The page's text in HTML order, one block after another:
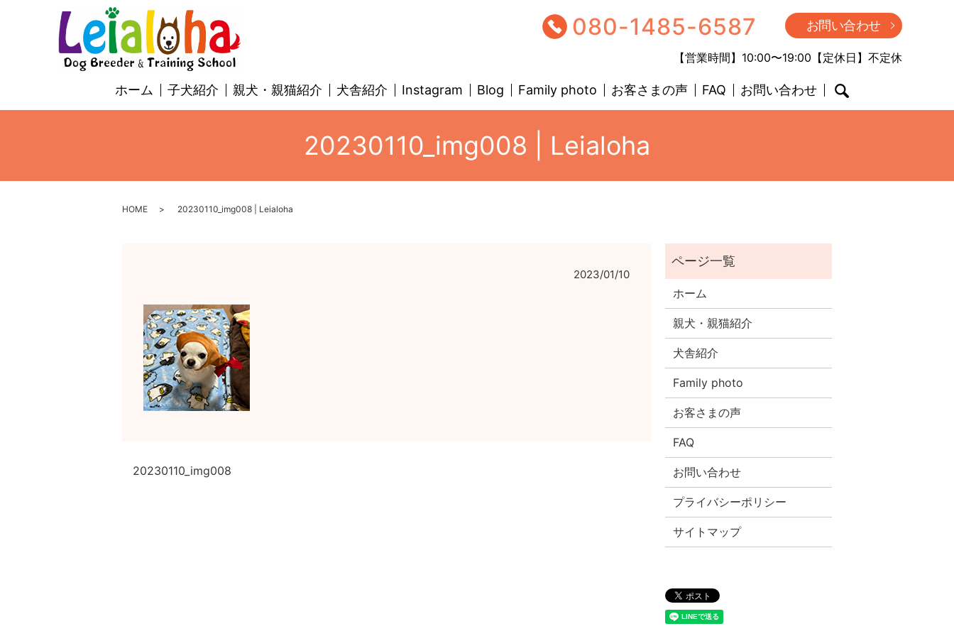
080-1485-6587 お問い合わせ
【営業時間】10:00〜19:00【定休日】不定休
ホーム 子犬紹介 親犬・親猫紹介 犬舎紹介 Instagram Blog Family photo お客さまの声 FAQ お問い合わせ
20230110_img008 | Leialoha
HOME 20230110_img008 | Leialoha
2023/01/10
20230110_img008
ホーム
親犬・親猫紹介
犬舎紹介
Family photo
お客さまの声
FAQ
お問い合わせ
プライバシーポリシー
サイトマップ